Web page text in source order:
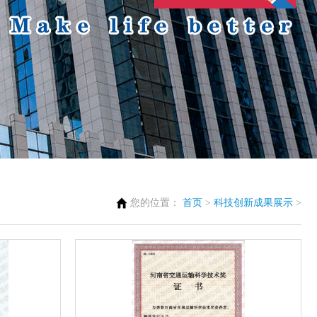
您的位置： 首页 > 科技创新成果展示 >